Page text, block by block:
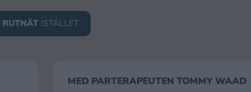
RUTNÄT ISTÄLLET
MED PARTERAPEUTEN TOMMY WAAD